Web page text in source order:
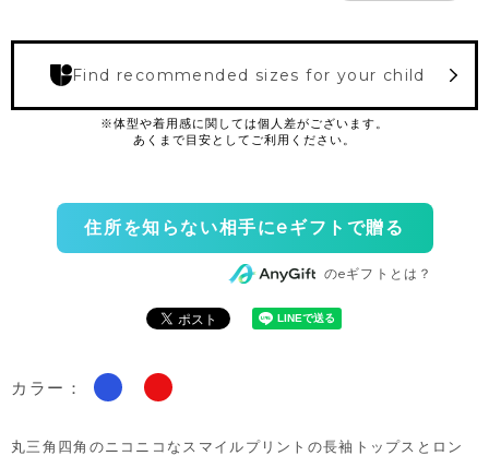
Find recommended sizes for your child
住所を知らない相手にeギフトで贈る
のeギフトとは？
カラー：
丸三角四角のニコニコなスマイルプリントの長袖トップスとロン